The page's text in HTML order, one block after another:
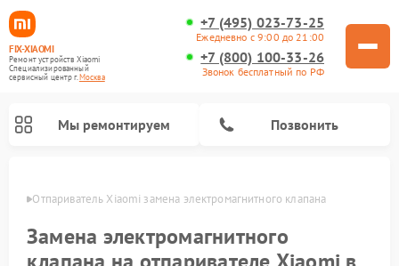
FIX-XIAOMI
Ремонт устройств Xiaomi
Специализированный
cервисный центр г.Москва
+7 (495) 023-73-25
Ежедневно с 9:00 до 21:00
+7 (800) 100-33-26
Звонок бесплатный по РФ
Мы ремонтируем Позвонить
Отпариватель Xiaomi замена электромагнитного клапана
Замена электромагнитного